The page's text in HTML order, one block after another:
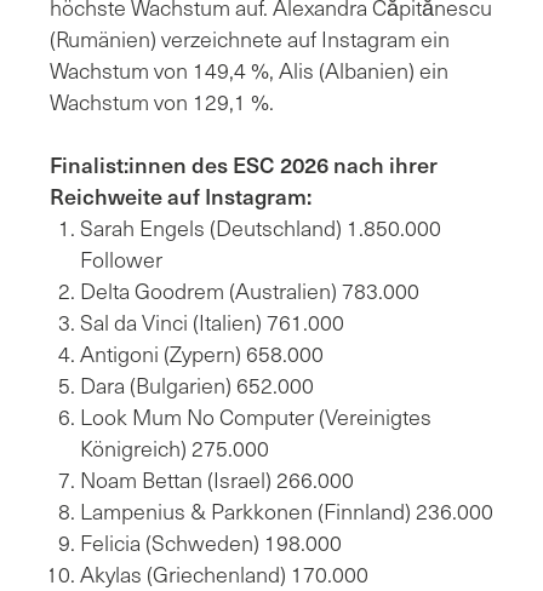
höchste Wachstum auf. Alexandra Căpitănescu
(Rumänien) verzeichnete auf Instagram ein
Wachstum von 149,4 %, Alis (Albanien) ein
Wachstum von 129,1 %.
Finalist:innen des ESC 2026 nach ihrer
Reichweite auf Instagram:
Sarah Engels (Deutschland) 1.850.000
Follower
Delta Goodrem (Australien) 783.000
Sal da Vinci (Italien) 761.000
Antigoni (Zypern) 658.000
Dara (Bulgarien) 652.000
Look Mum No Computer (Vereinigtes
Königreich) 275.000
Noam Bettan (Israel) 266.000
Lampenius & Parkkonen (Finnland) 236.000
Felicia (Schweden) 198.000
Akylas (Griechenland) 170.000